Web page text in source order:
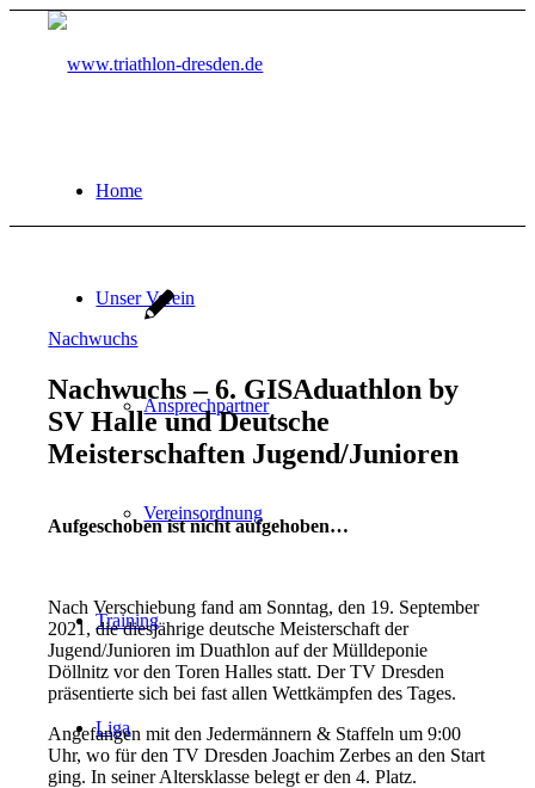
Home
Unser Verein
Ansprechpartner
Vereinsordnung
Training
Liga
Nachwuchs
Nachwuchs – 6. GISAduathlon by
SV Halle und Deutsche
Meisterschaften Jugend/Junioren
Aufgeschoben ist nicht aufgehoben…
Nach Verschiebung fand am Sonntag, den 19. September
2021, die diesjährige deutsche Meisterschaft der
Jugend/Junioren im Duathlon auf der Mülldeponie
Döllnitz vor den Toren Halles statt. Der TV Dresden
präsentierte sich bei fast allen Wettkämpfen des Tages.
Angefangen mit den Jedermännern & Staffeln um 9:00
Uhr, wo für den TV Dresden Joachim Zerbes an den Start
ging. In seiner Altersklasse belegt er den 4. Platz.